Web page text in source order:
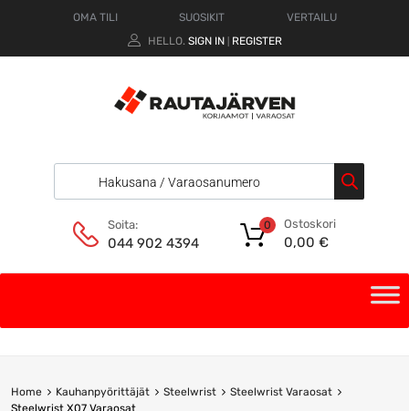
OMA TILI SUOSIKIT
VERTAILU
HELLO. SIGN IN REGISTER
Soita:
044 902 4394
Ostoskori
0,00 €
0
Home Kauhanpyörittäjät Steelwrist
Steelwrist Varaosat